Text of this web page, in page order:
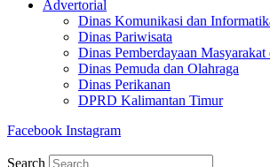
Advertorial
Dinas Komunikasi dan
Dinas Pariwisata
Dinas Pemberdayaan Masyarakat
Dinas Pemuda dan Olahraga
Dinas Perikanan
DPRD Kalimantan Timur
Facebook Instagram
Search